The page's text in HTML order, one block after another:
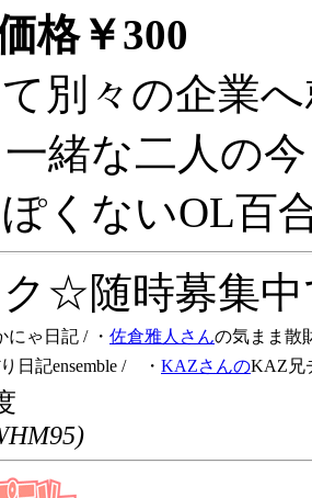
格￥300
別々の企業
緒な二人の
くないOL百
ク☆随時募集
にゃ日記 / ・ 佐倉雅人さんの気まま散
日記ensemble / ・ KAZさんのKAZ兄